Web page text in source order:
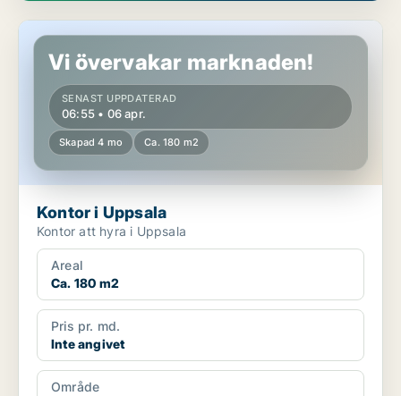
Kontor i Uppsala
Vi övervakar marknaden!
SENAST UPPDATERAD
06:55 • 06 apr.
Skapad 4 mo Ca. 180 m2
Kontor i Uppsala
Kontor att hyra i Uppsala
Areal
Ca. 180 m2
Pris pr. md.
Inte angivet
Område